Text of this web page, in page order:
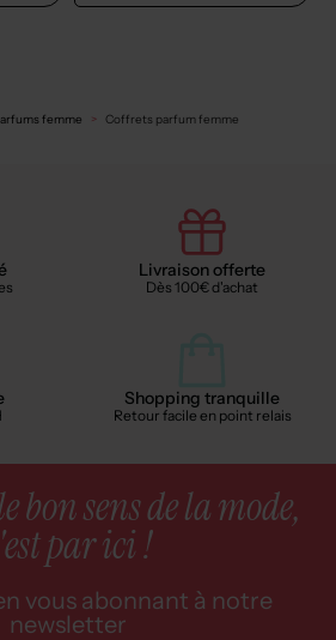
femme Coffrets parfum femme
Livraison offerte
Dès 100€ d'achat
Shopping tranquille
Retour facile en point relais
bon sens de la mode,
par ici !
vous abonnant à notre
newsletter